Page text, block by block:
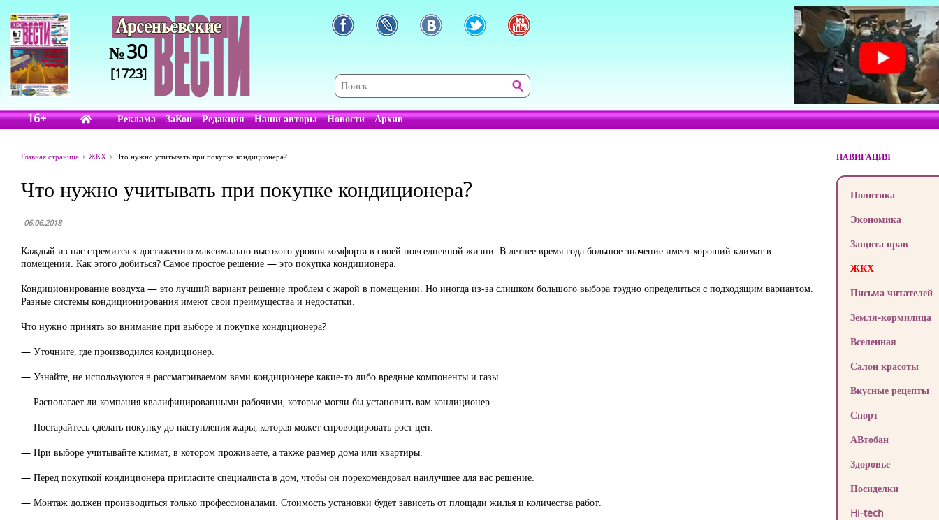
№30
[1723]
16+ Реклама ЗаКон Редакция Наши авторы Новости Архив
Главная страница ЖКХ Что нужно учитывать при покупке кондиционера?
Что нужно учитывать при покупке кондиционера?
06.06.2018
Каждый из нас стремится к достижению максимально высокого уровня комфорта в своей повседневной жизни. В летнее время года большое значение имеет хороший климат в
помещении. Как этого добиться? Самое простое решение — это покупка кондиционера.
Кондиционирование воздуха — это лучший вариант решение проблем с жарой в помещении. Но иногда из-за слишком большого выбора трудно определиться с подходящим вариантом.
Разные системы кондиционирования имеют свои преимущества и недостатки.
Что нужно принять во внимание при выборе и покупке кондиционера?
— Уточните, где производился кондиционер.
— Узнайте, не используются в рассматриваемом вами кондиционере какие-то либо вредные компоненты и газы.
— Располагает ли компания квалифицированными рабочими, которые могли бы установить вам кондиционер.
— Постарайтесь сделать покупку до наступления жары, которая может спровоцировать рост цен.
— При выборе учитывайте климат, в котором проживаете, а также размер дома или квартиры.
— Перед покупкой кондиционера пригласите специалиста в дом, чтобы он порекомендовал наилучшее для вас решение.
— Монтаж должен производиться только профессионалами. Стоимость установки будет зависеть от площади жилья и количества работ.
НАВИГАЦИЯ
Политика
Экономика
Защита прав
ЖКХ
Письма читателей
Земля-кормилица
Вселенная
Салон красоты
Вкусные рецепты
Спорт
АВтобан
Здоровье
Посиделки
Hi-tech